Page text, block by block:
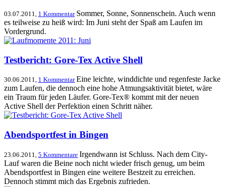
03.07.2011, 1 Kommentar Sommer, Sonne, Sonnenschein. Auch wenn
es teilweise zu heiß wird: Im Juni steht der Spaß am Laufen im
Vordergrund.
Testbericht: Gore-Tex Active Shell
30.06.2011, 1 Kommentar Eine leichte, winddichte und regenfeste Jacke
zum Laufen, die dennoch eine hohe Atmungsaktivität bietet, wäre
ein Traum für jeden Läufer. Gore-Tex® kommt mit der neuen
Active Shell der Perfektion einen Schritt näher.
Abendsportfest in Bingen
23.06.2011, 5 Kommentare Irgendwann ist Schluss. Nach dem City-
Lauf waren die Beine noch nicht wieder frisch genug, um beim
Abendsportfest in Bingen eine weitere Bestzeit zu erreichen.
Dennoch stimmt mich das Ergebnis zufrieden.